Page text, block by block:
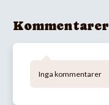
Kommentarer
Inga kommentarer